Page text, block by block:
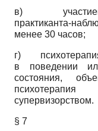
в) участием в
практиканта-
менее 30 часов;
г)
в поведении
состояния,
супервизорством.
§ 7